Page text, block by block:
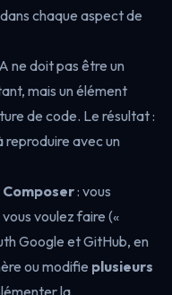
chaque aspect de
ne doit pas être un
mais un élément
de code. Le résultat :
reproduire avec un
Composer: vous
voulez faire («
Google et GitHub, en
ou modifie plusieurs
la